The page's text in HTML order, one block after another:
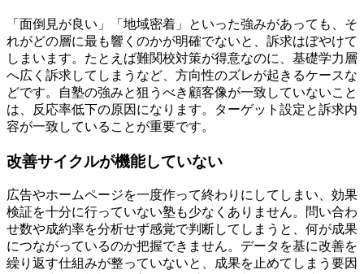
「面倒見が良い」「地域密着」といった強みがあっても、そ
れがどの層に最も響くのかが明確でないと、訴求はぼやけて
しまいます。たとえば難関校対策が得意なのに、基礎学力層
へ広く訴求してしまうなど、方向性のズレが起きるケースな
どです。
自塾の強みと狙うべき顧客像が一致していないこと
は、反応率低下の原因になります。ターゲット設定と訴求内
容が一致していることが重要です。
改善サイクルが機能していない
広告やホームページを一度作って終わりにしてしまい、効果
検証を十分に行っていない塾も少なくありません。問い合わ
せ数や成約率を分析せず感覚で判断してしまうと、何が成果
につながっているのか把握できません。 データを基に改善を
繰り返す仕組みが整っていないと、成果を止めてしまう要因